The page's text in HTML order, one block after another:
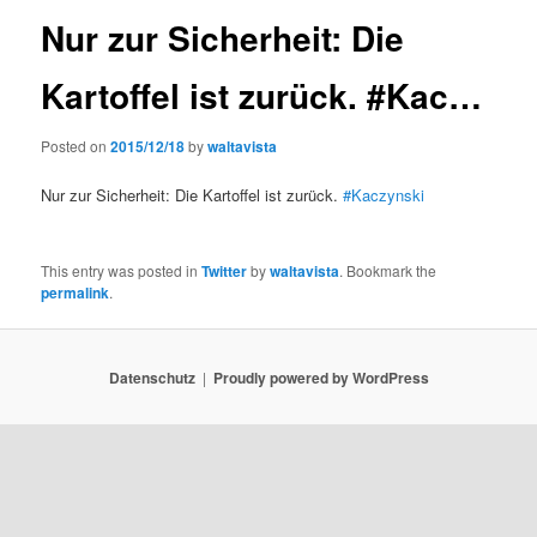
Nur zur Sicherheit: Die
Kartoffel ist zurück. #Kac…
Posted on2015/12/18bywaltavista
Nur zur Sicherheit: Die Kartoffel ist zurück.#Kaczynski
This entry was posted inTwitterbywaltavista. Bookmark the
permalink.
Datenschutz Proudly powered by WordPress